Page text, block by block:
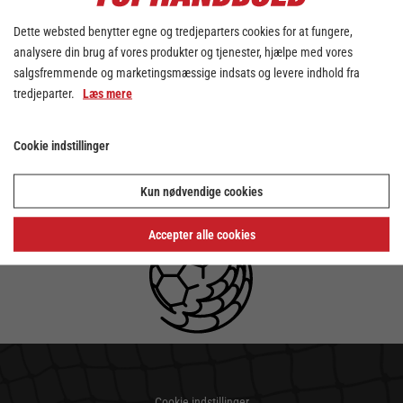
Dette websted benytter egne og tredjeparters cookies for at fungere,
analysere din brug af vores produkter og tjenester, hjælpe med vores
salgsfremmende og marketingsmæssige indsats og levere indhold fra
tredjeparter. Læs mere
Cookie indstillinger
Kun nødvendige cookies
Accepter alle cookies